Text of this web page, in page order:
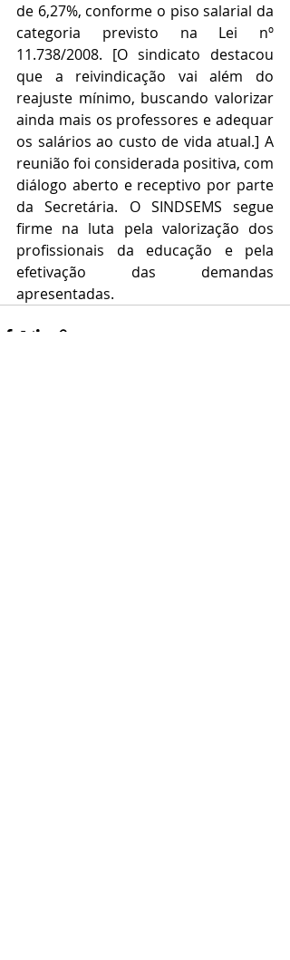
de 6,27%, conforme o piso salarial da
categoria previsto na Lei nº
11.738/2008. [O sindicato destacou
que a reivindicação vai além do
reajuste mínimo, buscando valorizar
ainda mais os professores e adequar
os salários ao custo de vida atual.] A
reunião foi considerada positiva, com
diálogo aberto e receptivo por parte
da Secretária. O SINDSEMS segue
firme na luta pela valorização dos
profissionais da educação e pela
efetivação das demandas
apresentadas.